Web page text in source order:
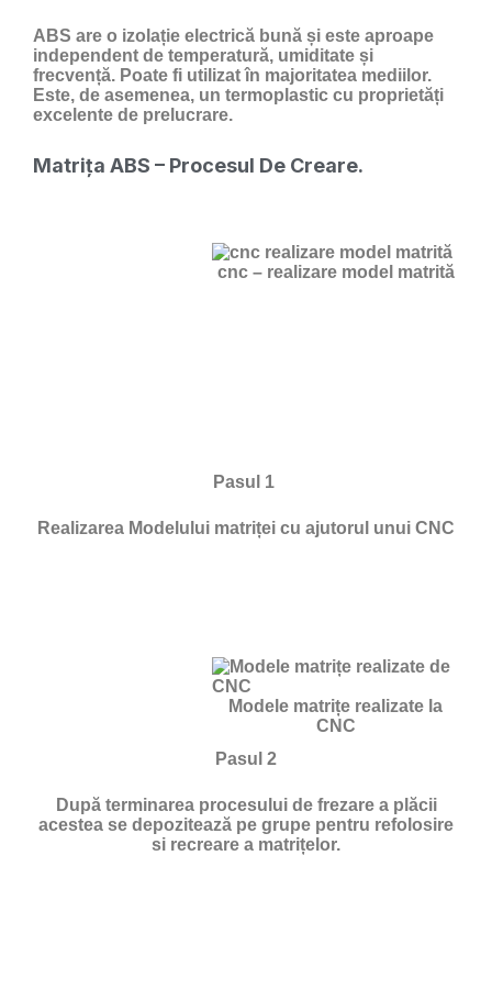
ABS are o izolație electrică bună și este aproape
independent de temperatură, umiditate și
frecvență. Poate fi utilizat în majoritatea mediilor.
Este, de asemenea, un termoplastic cu proprietăți
excelente de prelucrare.
Matrița ABS – Procesul De Creare.
cnc – realizare model matrită
Pasul 1
Realizarea Modelului matriței cu ajutorul unui CNC
Modele matrițe realizate la
CNC
Pasul 2
După terminarea procesului de frezare a plăcii
acestea se depozitează pe grupe pentru refolosire
si recreare a matrițelor.